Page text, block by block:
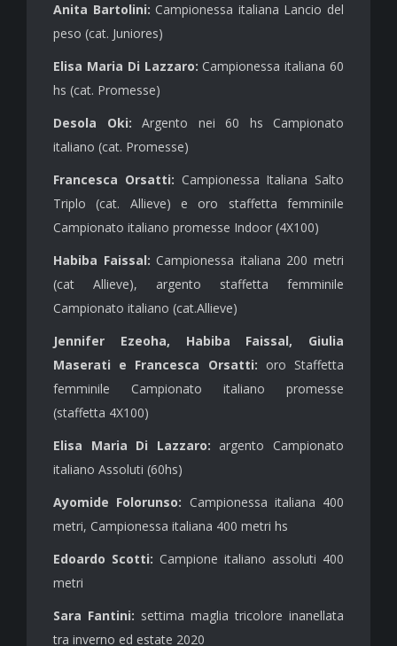
Anita Bartolini: Campionessa italiana Lancio del
peso (cat. Juniores)
Elisa Maria Di Lazzaro: Campionessa italiana 60
hs (cat. Promesse)
Desola Oki: Argento nei 60 hs Campionato
italiano (cat. Promesse)
Francesca Orsatti: Campionessa Italiana Salto
Triplo (cat. Allieve) e oro staffetta femminile
Campionato italiano promesse Indoor (4X100)
Habiba Faissal: Campionessa italiana 200 metri
(cat Allieve), argento staffetta femminile
Campionato italiano (cat.Allieve)
Jennifer Ezeoha, Habiba Faissal, Giulia
Maserati e Francesca Orsatti: oro Staffetta
femminile Campionato italiano promesse
(staffetta 4X100)
Elisa Maria Di Lazzaro: argento Campionato
italiano Assoluti (60hs)
Ayomide Folorunso: Campionessa italiana 400
metri, Campionessa italiana 400 metri hs
Edoardo Scotti: Campione italiano assoluti 400
metri
Sara Fantini: settima maglia tricolore inanellata
tra inverno ed estate 2020